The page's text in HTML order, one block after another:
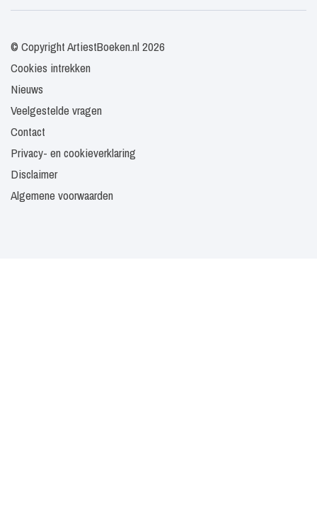
© Copyright ArtiestBoeken.nl 2026
Cookies intrekken
Nieuws
Veelgestelde vragen
Contact
Privacy- en cookieverklaring
Disclaimer
Algemene voorwaarden